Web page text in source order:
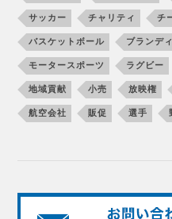
サッカー チャリティ チ
バスケットボール ブランデ
モータースポーツ ラグビー
地域貢献 小売 放映権
航空会社 販促 選手